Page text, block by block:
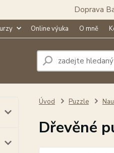
Doprava
Online výuka O mně
Úvod Puzzle
Dřevěné